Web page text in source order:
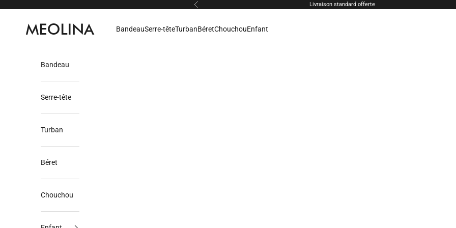
Précédent Livraison standard offerte
Meolina
BandeauSerre-têteTurbanBéretChouchouEnfant
Bandeau
Serre-tête
Turban
Béret
Chouchou